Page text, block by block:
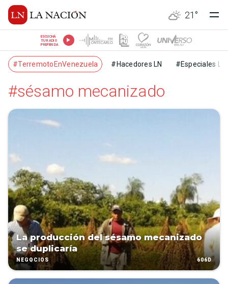
21 °
ESCUCHÁ
TU RADIO
PREFERIDA
#TerremotoEnVenezuela #Hacedores LN #Especiales LN
#sésamo mecanizado
La producción del sésamo mecanizado
se duplicaría
NEGOCIOS 606D